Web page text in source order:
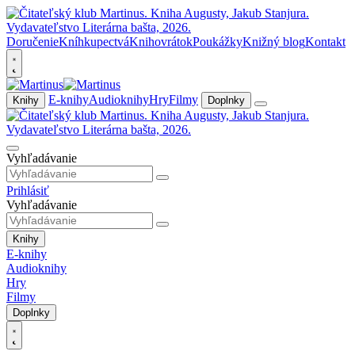
DoručenieKníhkupectváKnihovrátokPoukážkyKnižný blogKontakt
Knihy E-knihyAudioknihyHryFilmy Doplnky
Vyhľadávanie
Prihlásiť
Vyhľadávanie
Knihy
E-knihy
Audioknihy
Hry
Filmy
Doplnky